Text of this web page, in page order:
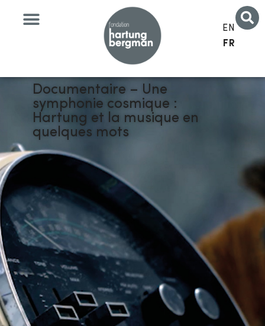
EN
FR
Documentaire – Une
symphonie cosmique :
Hartung et la musique en
quelques mots